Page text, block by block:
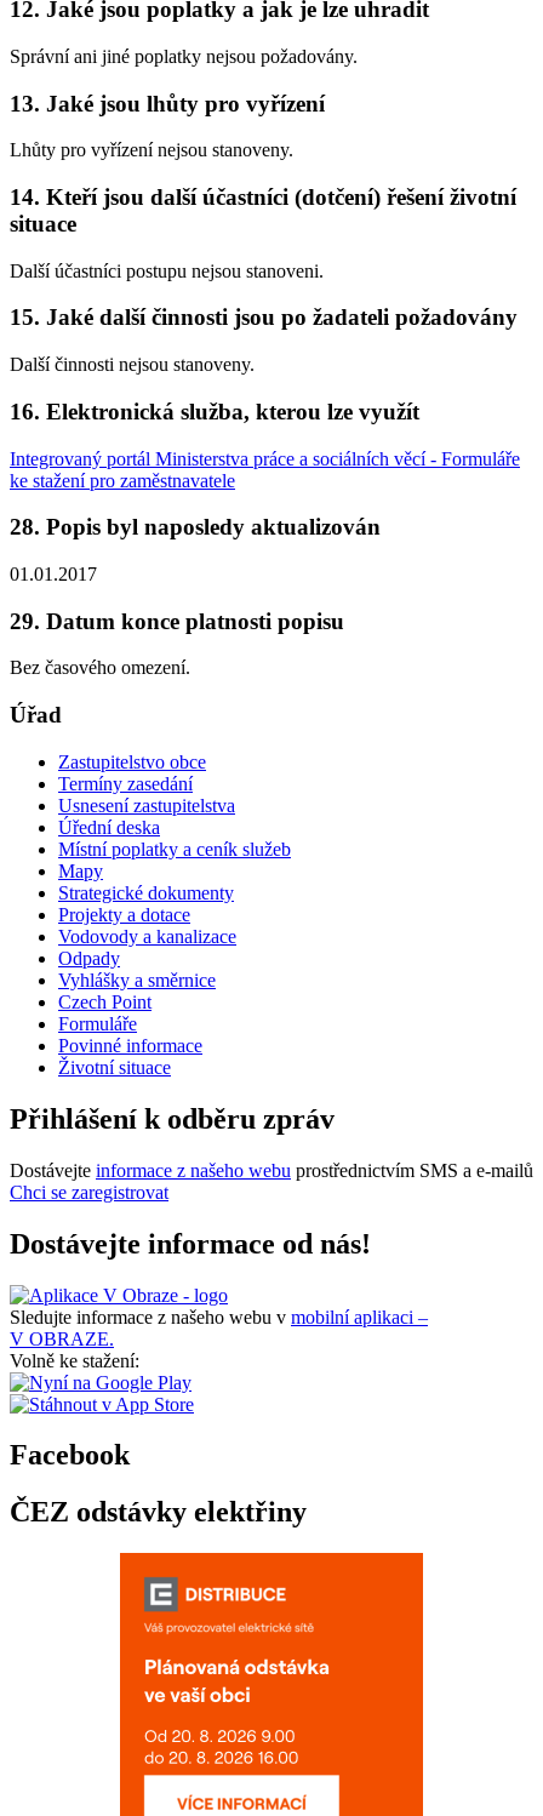
12. Jaké jsou poplatky a jak je lze uhradit
Správní ani jiné poplatky nejsou požadovány.
13. Jaké jsou lhůty pro vyřízení
Lhůty pro vyřízení nejsou stanoveny.
14. Kteří jsou další účastníci (dotčení) řešení životní
situace
Další účastníci postupu nejsou stanoveni.
15. Jaké další činnosti jsou po žadateli požadovány
Další činnosti nejsou stanoveny.
16. Elektronická služba, kterou lze využít
Integrovaný portál Ministerstva práce a sociálních věcí - Formuláře
ke stažení pro zaměstnavatele
28. Popis byl naposledy aktualizován
01.01.2017
29. Datum konce platnosti popisu
Bez časového omezení.
Úřad
Zastupitelstvo obce
Termíny zasedání
Usnesení zastupitelstva
Úřední deska
Místní poplatky a ceník služeb
Mapy
Strategické dokumenty
Projekty a dotace
Vodovody a kanalizace
Odpady
Vyhlášky a směrnice
Czech Point
Formuláře
Povinné informace
Životní situace
Přihlášení k odběru zpráv
Dostávejte informace z našeho webu prostřednictvím SMS a e-mailů
Chci se zaregistrovat
Dostávejte informace od nás!
Sledujte informace z našeho webu v mobilní aplikaci –
V OBRAZE.
Volně ke stažení:
Facebook
ČEZ odstávky elektřiny